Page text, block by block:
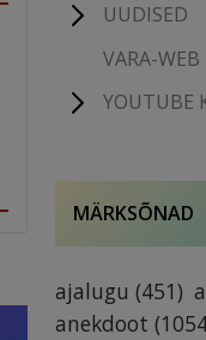
UUDISED
VARA-WEB
YOUTUBE
MÄRKSÕNAD
ajalugu (451)
anekdoot